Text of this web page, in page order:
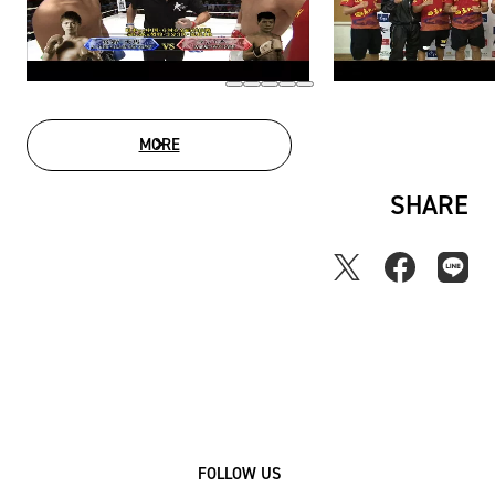
MOREMOVIE LIST
SHARE
FOLLOW US